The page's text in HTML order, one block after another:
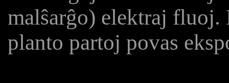
malŝarĝo) elektraj
planto partoj povas